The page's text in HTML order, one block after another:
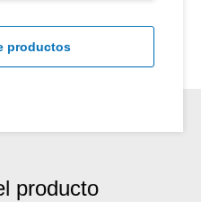
productos
producto